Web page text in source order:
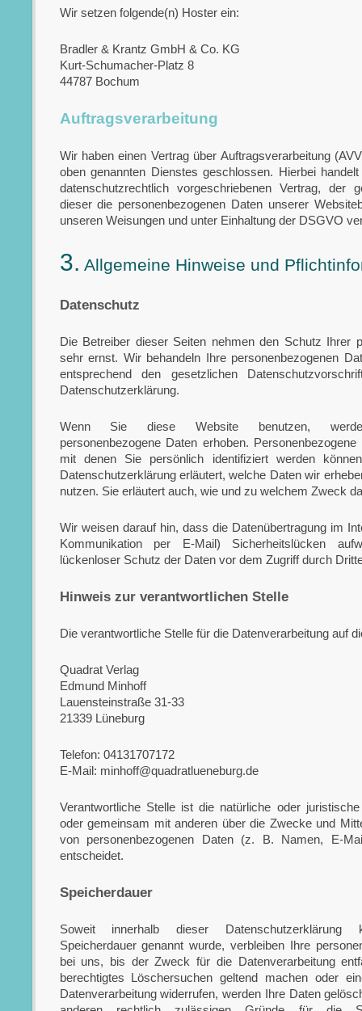
Wir setzen folgende(n) Hoster ein:
Bradler & Krantz GmbH & Co. KG
Kurt-Schumacher-Platz 8
44787 Bochum
Auftragsverarbeitung
Wir haben einen Vertrag über Auftragsverarbeitung
oben genannten Dienstes geschlossen. Hierbei
datenschutzrechtlich vorgeschriebenen Vertrag, der
dieser die personenbezogenen Daten unserer
unseren Weisungen und unter Einhaltung der DSGVO
3. Allgemeine Hinweise und
Datenschutz
Die Betreiber dieser Seiten nehmen den Schutz Ihrer
sehr ernst. Wir behandeln Ihre personenbezogenen
entsprechend den gesetzlichen
Datenschutzerklärung.
Wenn Sie diese Website benutzen,
personenbezogene Daten erhoben.
mit denen Sie persönlich identifiziert werden
Datenschutzerklärung erläutert, welche Daten wir
nutzen. Sie erläutert auch, wie und zu welchem Zweck
Wir weisen darauf hin, dass die Datenübertragung im
Kommunikation per E-Mail) Sicherheitslücken
lückenloser Schutz der Daten vor dem Zugriff durch
Hinweis zur verantwortlichen Stelle
Die verantwortliche Stelle für die Datenverarbeitung auf
Quadrat Verlag
Edmund Minhoff
Lauensteinstraße 31-33
21339 Lüneburg
Telefon: 04131707172
E-Mail: minhoff@quadratlueneburg.de
Verantwortliche Stelle ist die natürliche oder
oder gemeinsam mit anderen über die Zwecke und
von personenbezogenen Daten (z. B. Namen, E-
entscheidet.
Speicherdauer
Soweit innerhalb dieser Datenschutzerklärung
Speicherdauer genannt wurde, verbleiben Ihre
bei uns, bis der Zweck für die Datenverarbeitung
berechtigtes Löschersuchen geltend machen oder
Datenverarbeitung widerrufen, werden Ihre Daten